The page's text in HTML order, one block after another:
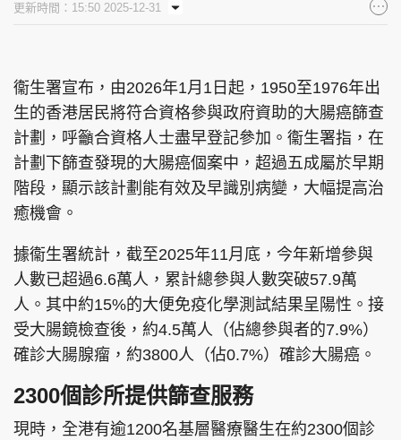
更新時間：15:50 2025-12-31
衞生署宣布，由2026年1月1日起，1950至1976年出
生的香港居民將符合資格參與政府資助的大腸癌篩查
計劃，呼籲合資格人士盡早登記參加。衞生署指，在
計劃下篩查發現的大腸癌個案中，超過五成屬於早期
階段，顯示該計劃能有效及早識別病變，大幅提高治
癒機會。
據衞生署統計，截至2025年11月底，今年新增參與
人數已超過6.6萬人，累計總參與人數突破57.9萬
人。其中約15%的大便免疫化學測試結果呈陽性。接
受大腸鏡檢查後，約4.5萬人（佔總參與者的7.9%）
確診大腸腺瘤，約3800人（佔0.7%）確診大腸癌。
2300個診所提供篩查服務
現時，全港有逾1200名基層醫療醫生在約2300個診